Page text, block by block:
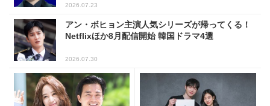
2026.07.23
アン・ボヒョン主演人気シリーズが帰ってくる！
Netflixほか8月配信開始 韓国ドラマ4選
2026.07.30